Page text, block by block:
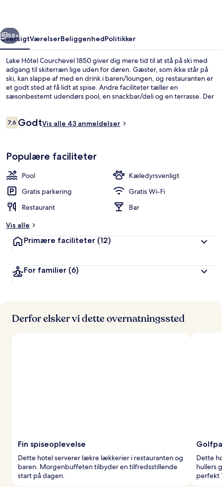
Næste
58+
OversigtVærelserBeliggenhedPolitikker
Lake Hôtel Courchevel 1850 giver dig mere tid til at stå på ski med
adgang til skiterræn lige uden for døren. Gæster, som ikke står på
ski, kan slappe af med en drink i baren/loungen, og restauranten er
et godt sted at få lidt at spise. Andre faciliteter tæller en
sæsonbestemt udendørs pool, en snackbar/deli og en terrasse. Der
Anmeldelser
7,67,6 ud af 10.
GodtVis alle 43 anmeldelser
Populære faciliteter
Pool
Kæledyrsvenligt
Gratis parkering
Gratis Wi-Fi
Restaurant
Bar
Vis alle
Primære faciliteter (12)
For familier (6)
Derfor elsker vi dette overnatningssted
Fin spiseoplevelse
Dette hotel serverer lækre lækkerier i restauranten og
baren. Morgenbuffeten tilbyder en tilfredsstillende
start på dagen.
Dette
hullers
perfekt